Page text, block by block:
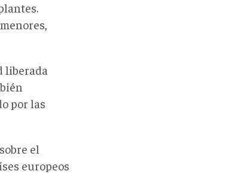
liberada
por las
el
europeos